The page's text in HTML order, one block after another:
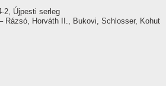
2, Újpesti serleg
Rázsó, Horváth II., Bukovi, Schlosser, Kohut